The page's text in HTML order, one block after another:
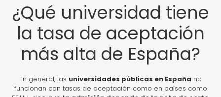
¿Qué universidad tiene
la tasa de aceptación
más alta de España?
En general, las universidades públicas en España no
funcionan con tasas de aceptación como en países como